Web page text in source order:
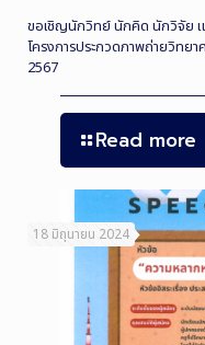
ขอเชิญนักวิทย์ นักคิด นักวิจัย แ
โครงการประกวดภาพถ่ายวิทย
2567
Read more
18 มิถุนายน 2024